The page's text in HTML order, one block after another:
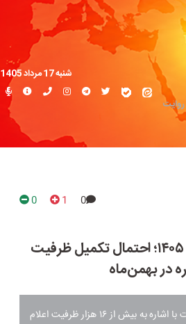
شنبه 17 مرداد 1405
0
1
0
اعلام جزئیات حج ۱۴۰۵؛ احتمال تکمیل ظرفیت
در بهمن‌ماه
رئیس سازمان حج و زیارت با اشاره به بیش از ۱۶ هزار ظرفیت اعلام